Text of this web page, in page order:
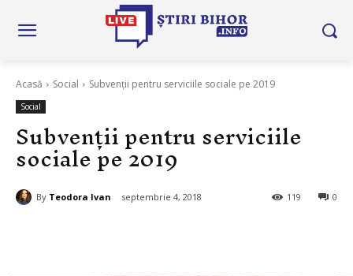
Acasă Social Subvenții pentru serviciile sociale pe 2019
Social
Subvenții pentru serviciile
sociale pe 2019
By Teodora Ivan septembrie 4, 2018 0
119